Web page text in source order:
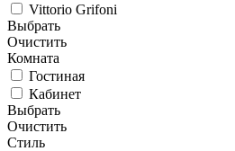
Vittorio Grifoni
Выбрать
Очистить
Комната
Гостиная
Кабинет
Выбрать
Очистить
Стиль